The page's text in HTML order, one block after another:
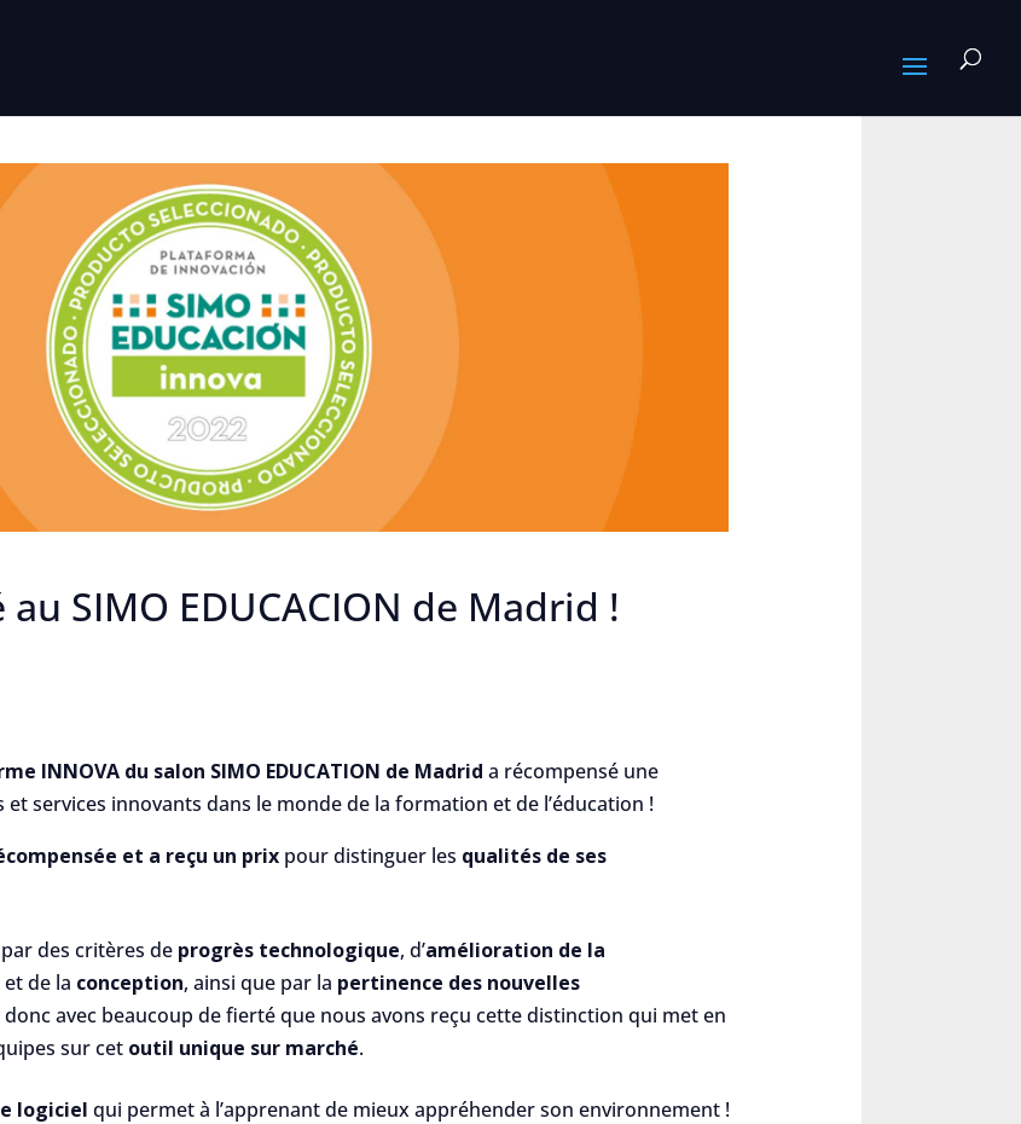
SIMO EDUCACION de Madrid !
INNOVA du salon SIMO EDUCATION de Madrid a récompensé une
services innovants dans le monde de la formation et de l’éducation !
et a reçu un prix pour distinguer les qualités de ses
des critères de progrès technologique, d’amélioration de la
et de la conception, ainsi que par la pertinence des nouvelles
donc avec beaucoup de fierté que nous avons reçu cette distinction qui met en
sur cet outil unique sur marché.
logiciel qui permet à l’apprenant de mieux appréhender son environnement !